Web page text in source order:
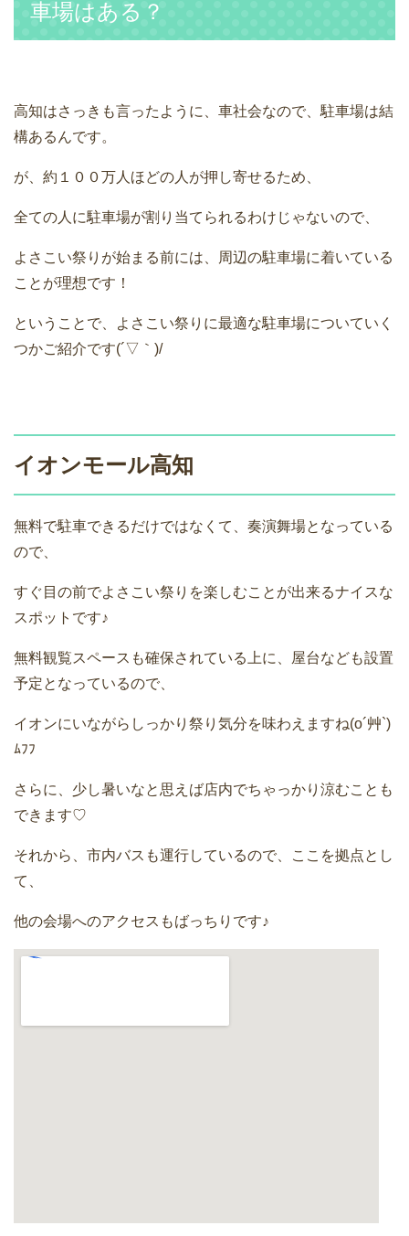
車場はある？
高知はさっきも言ったように、車社会なので、駐車場は結
構あるんです。
が、約１００万人ほどの人が押し寄せるため、
全ての人に駐車場が割り当てられるわけじゃないので、
よさこい祭りが始まる前には、周辺の駐車場に着いている
ことが理想です！
ということで、よさこい祭りに最適な駐車場についていく
つかご紹介です(´▽｀)/
イオンモール高知
無料で駐車できるだけではなくて、奏演舞場となっている
ので、
すぐ目の前でよさこい祭りを楽しむことが出来るナイスな
スポットです♪
無料観覧スペースも確保されている上に、屋台なども設置
予定となっているので、
イオンにいながらしっかり祭り気分を味わえますね(o´艸`)
ﾑﾌﾌ
さらに、少し暑いなと思えば店内でちゃっかり涼むことも
できます♡
それから、市内バスも運行しているので、ここを拠点とし
て、
他の会場へのアクセスもばっちりです♪